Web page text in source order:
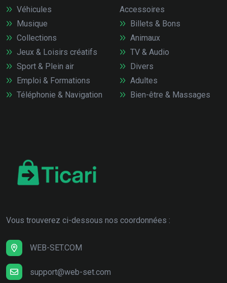
Véhicules
Accessoires
Musique
Collections
Jeux & Loisirs créatifs
Sport & Plein air
Emploi & Formations
Téléphonie & Navigation
Billets & Bons
Animaux
TV & Audio
Divers
Adultes
Bien-être & Massages
Vous trouverez ci-dessous nos coordonnées :
WEB-SET.COM
support@web-set.com